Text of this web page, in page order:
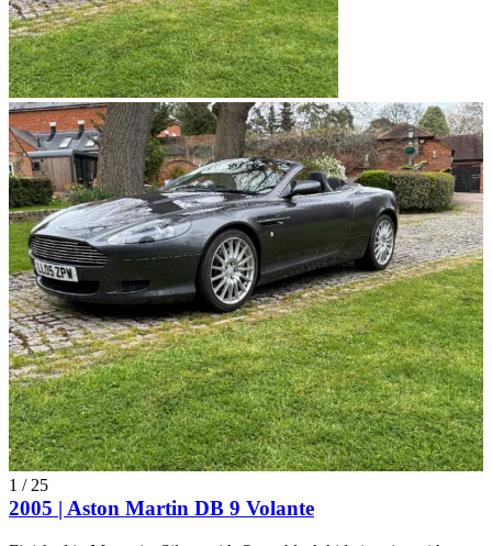
1 / 25
2005 | Aston Martin DB 9 Volante